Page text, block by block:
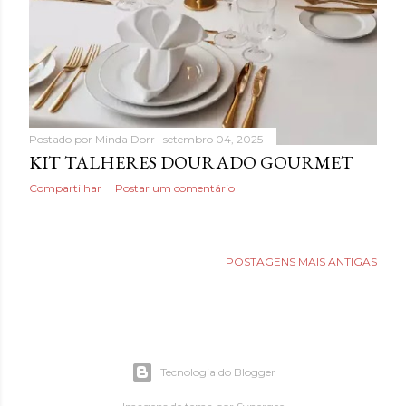
Postado por Minda Dorr setembro 04, 2025
KIT TALHERES DOURADO GOURMET
Compartilhar Postar um comentário
POSTAGENS MAIS ANTIGAS
Tecnologia do Blogger